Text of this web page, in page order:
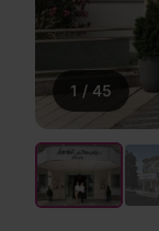
1 / 45